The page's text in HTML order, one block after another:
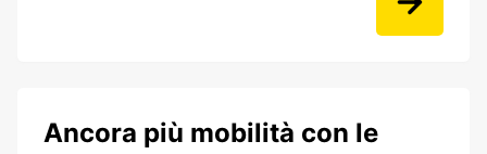
Ancora più mobilità con le